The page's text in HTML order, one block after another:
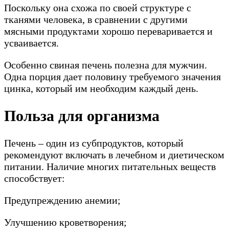
Поскольку она схожа по своей структуре с
тканями человека, в сравнении с другими
мясными продуктами хорошо переваривается и
усваивается.
Особенно свиная печень полезна для мужчин.
Одна порция дает половину требуемого значения
цинка, который им необходим каждый день.
Польза для организма
Печень – один из субпродуктов, который
рекомендуют включать в лечебном и диетическом
питании. Наличие многих питательных веществ
способствует:
Предупреждению анемии;
Улучшению кроветворения;